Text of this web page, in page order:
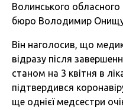
Волинського
бюро Володимир
Він наголосив, що
відразу після
станом на 3 квітня в
підтвердився
ще однієї медсестри